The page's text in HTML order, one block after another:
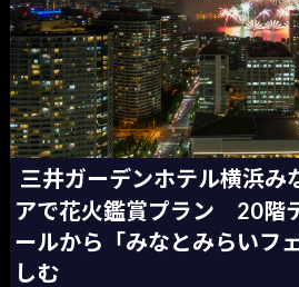
三井ガーデンホテル横浜み
アで花火鑑賞プラン 20階
ールから「みなとみらいフ
しむ